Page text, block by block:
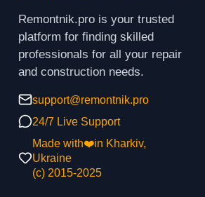
Remontnik.pro is your trusted
platform for finding skilled
professionals for all your repair
and construction needs.
support@remontnik.pro
24/7 Live Support
Made with❤️in Kharkiv,
Ukraine
(с) 2015-2025